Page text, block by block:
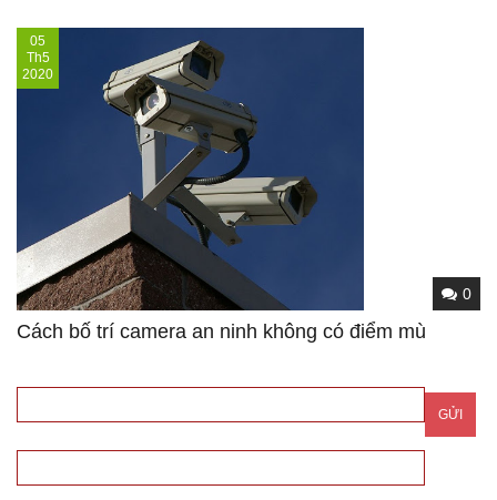
05
Th5
2020
0
Cách bố trí camera an ninh không có điểm mù